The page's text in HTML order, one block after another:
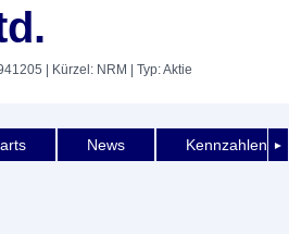
| Kürzel: NRM | Typ: Aktie
►
News Kennzahlen